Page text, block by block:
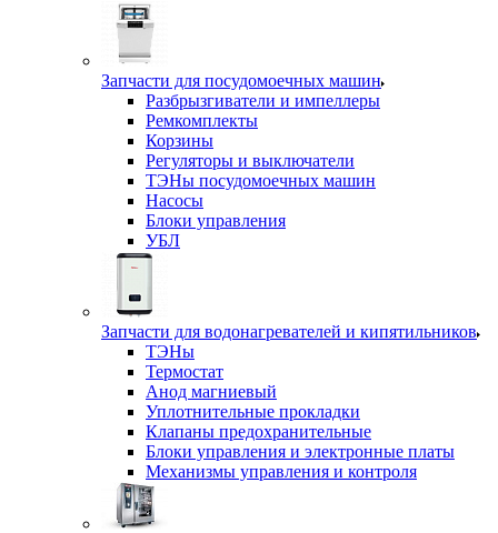
Запчасти для посудомоечных машин
Разбрызгиватели и импеллеры
Ремкомплекты
Корзины
Регуляторы и выключатели
ТЭНы посудомоечных машин
Насосы
Блоки управления
УБЛ
Запчасти для водонагревателей и кипятильников
ТЭНы
Термостат
Анод магниевый
Уплотнительные прокладки
Клапаны предохранительные
Блоки управления и электронные платы
Механизмы управления и контроля